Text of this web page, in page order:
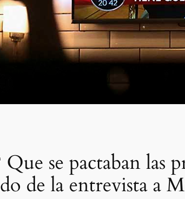
Que se pactaban
de la entrevista a